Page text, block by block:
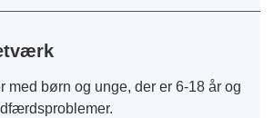
med børn og unge, der er 6-18 år og